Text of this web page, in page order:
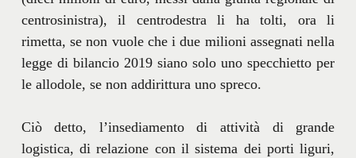
centrosinistra), il centrodestra li ha tolti, ora li
rimetta, se non vuole che i due milioni assegnati nella
legge di bilancio 2019 siano solo uno specchietto per
le allodole, se non addirittura uno spreco.
Ciò detto, l’insediamento di attività di grande
logistica, di relazione con il sistema dei porti liguri,